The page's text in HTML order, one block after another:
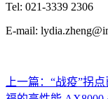
Tel: 021-3339 2306
E-mail:
上一篇：“战疫”拐